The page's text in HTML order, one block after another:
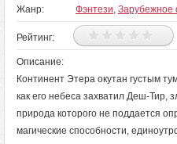
Жанр: Фэнтези, Зарубежное
Рейтинг:
Описание:
Континент Этера окутан густым
как его небеса захватил Деш-Тир,
природа которого не поддается
магические способности,